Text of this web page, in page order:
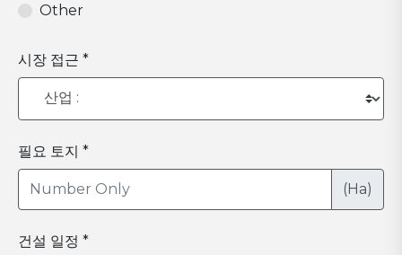
Other
시장 접근 *
필요 토지 *
(Ha)
건설 일정 *